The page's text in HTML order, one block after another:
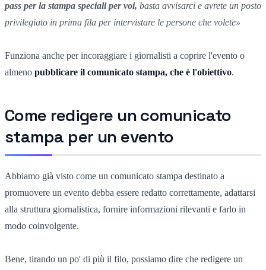
pass per la stampa speciali per voi, basta avvisarci e avrete un posto
privilegiato in prima fila per intervistare le persone che volete»
Funziona anche per incoraggiare i giornalisti a coprire l'evento o
almeno pubblicare il comunicato stampa, che è l'obiettivo.
Come redigere un comunicato
stampa per un evento
Abbiamo già visto come un comunicato stampa destinato a
promuovere un evento debba essere redatto correttamente, adattarsi
alla struttura giornalistica, fornire informazioni rilevanti e farlo in
modo coinvolgente.
Bene, tirando un po' di più il filo, possiamo dire che redigere un